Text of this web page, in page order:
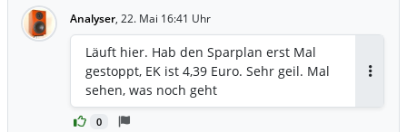
Analyser, 22. Mai 16:41 Uhr
0
Läuft hier. Hab den Sparplan erst Mal
gestoppt, EK ist 4,39 Euro. Sehr geil. Mal
sehen, was noch geht